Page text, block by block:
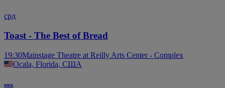
срд
Toast - The Best of Bread
19:30Mainstage Theatre at Reilly Arts Center - Complex
Ocala, Florida, США
окт.